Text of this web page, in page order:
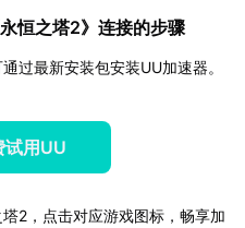
恒之塔2》连接的步骤
过最新安装包安装UU加速器。
试用UU
2，点击对应游戏图标，畅享加